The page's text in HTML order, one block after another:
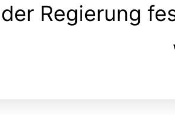
Regierung